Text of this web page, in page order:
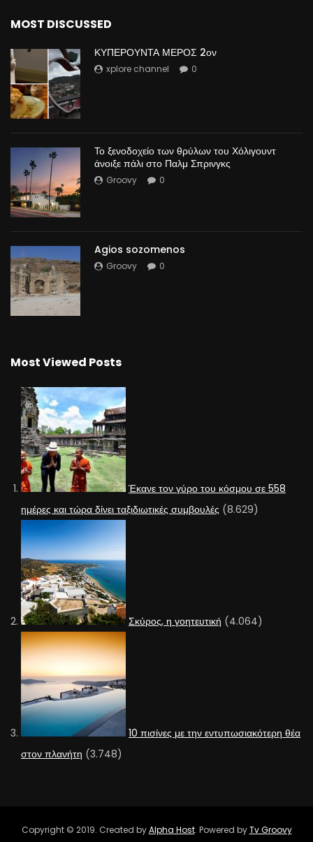
MOST DISCUSSED
ΚΥΠΕΡΟΥΝΤΑ ΜΕΡΟΣ 2ον
xplore channel 0
Το ξενοδοχείο των θρύλων του Χόλιγουντ
άνοιξε πάλι στο Παλμ Σπρινγκς
Groovy 0
Agios sozomenos
Groovy 0
Most Viewed Posts
Έκανε τον γύρο του κόσμου σε 558
ημέρες και τώρα δίνει ταξιδιωτικές συμβουλές (8.629)
Σκύρος, η γοητευτική (4.064)
10 πισίνες με την εντυπωσιακότερη θέα
στον πλανήτη (3.748)
Copyright © 2019. Created byAlpha Host. Powered byTv Groovy